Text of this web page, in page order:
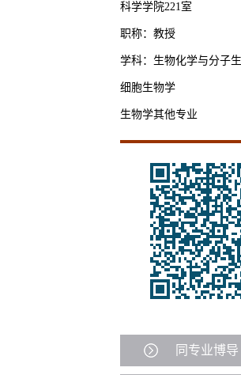
科学学院221室
职称：教授
学科：生物化学与分子
细胞生物学
生物学其他专业
同专业博导